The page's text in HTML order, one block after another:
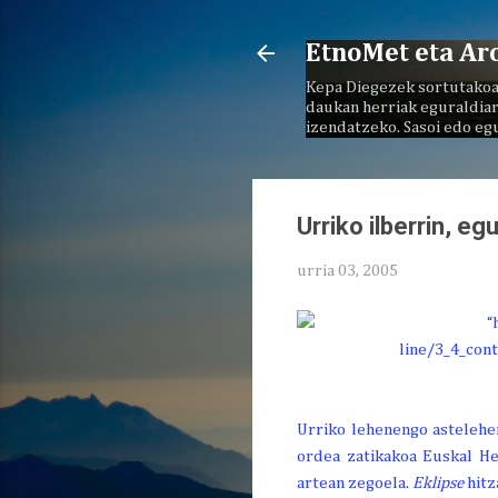
EtnoMet eta
Kepa Diegezek
daukan herriak
izendatzeko. Sasoi edo
Urriko ilberrin,
urria 03, 2005
Urriko lehenengo
ordea zatikakoa Euskal
artean zegoela. Eklipse